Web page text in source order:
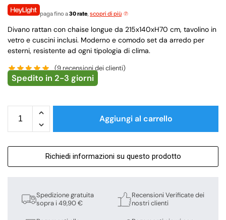
paga fino a30 rate, scopri di più
Divano rattan con chaise longue da 215x140xH70 cm, tavolino in
vetro e cuscini inclusi. Moderno e comodo set da arredo per
esterni, resistente ad ogni tipologia di clima.
(9recensioni dei clienti)
Spedito in 2-3 giorni
Aggiungi al carrello
Richiedi informazioni su questo prodotto
Spedizione gratuita
sopra i 49,90 €
Recensioni Verificate dei
nostri clienti